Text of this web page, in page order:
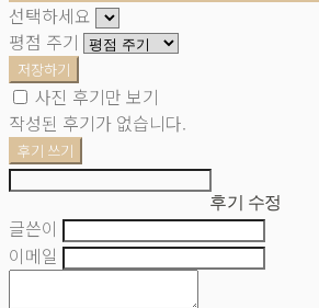
선택하세요
평점 주기
저장하기
사진 후기만 보기
작성된 후기가 없습니다.
후기 쓰기
후기 수정
글쓴이
이메일